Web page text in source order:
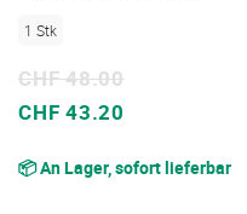
1 Stk
Sonderpreis
CHF 43.20
CHF 48.00
📦 An Lager, sofort lieferbar